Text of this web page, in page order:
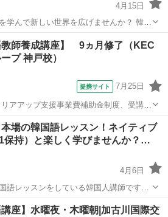
4月15日
学んで新しい世界を広げませんか？ 韓国
い、K-POPの歌詞の意味を理解したい、
マンツーマンレ
...
韓国語 韓国人
教師養成講座】 9ヵ月修了（KEC
プ 神戸校）
提携サイト 7月25日
アアップ支援事業費補助金制度、受講費
詳細はお尋ねください） ■KECは全校舎
講曜日・時間帯振替受講、校舎間振替
基...
場の韓国語レッスン！ネイティブ
保持）と楽しく学びませんか？…
4月6日
」 「信頼できる講師から、基礎からしっ
韓国語 ネイティブ
講座】水曜夜・木曜朝|加古川国際交